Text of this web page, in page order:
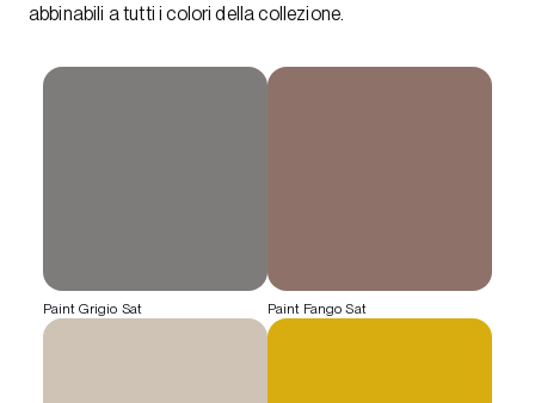
abbinabili a tutti i colori della collezione.
Paint Grigio Sat Paint Fango Sat